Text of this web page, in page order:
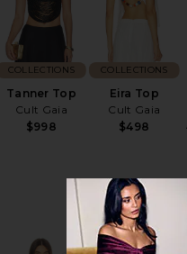
Tanner Top
Cult Gaia
$998
COLLECTIONS
Eira Top
Cult Gaia
$498
COLLECTIONS